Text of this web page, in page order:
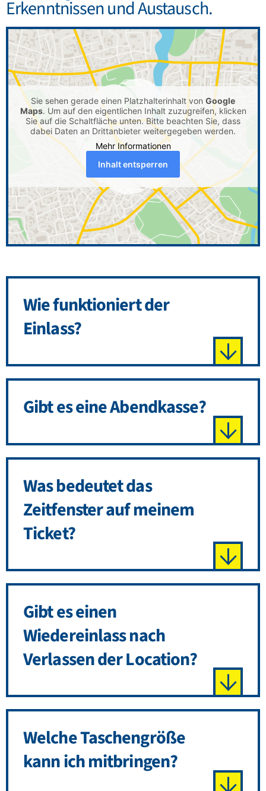
Erkenntnissen und Austausch.
Sie sehen gerade einen Platzhalterinhalt von Google
Maps. Um auf den eigentlichen Inhalt zuzugreifen, klicken
Sie auf die Schaltfläche unten. Bitte beachten Sie, dass
dabei Daten an Drittanbieter weitergegeben werden.
Mehr Informationen
Inhalt entsperren
Wie funktioniert der
Einlass?
Gibt es eine Abendkasse?
Was bedeutet das
Zeitfenster auf meinem
Ticket?
Gibt es einen
Wiedereinlass nach
Verlassen der Location?
Welche Taschengröße
kann ich mitbringen?